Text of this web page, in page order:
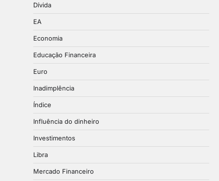
Dívida
EA
Economia
Educação Financeira
Euro
Inadimplência
Índice
Influência do dinheiro
Investimentos
Libra
Mercado Financeiro